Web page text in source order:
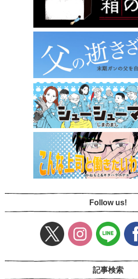
Follow us!
記事検索